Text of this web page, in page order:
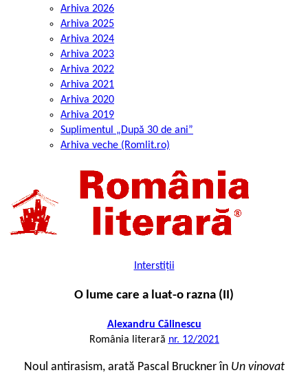
Arhiva 2026
Arhiva 2025
Arhiva 2024
Arhiva 2023
Arhiva 2022
Arhiva 2021
Arhiva 2020
Arhiva 2019
Suplimentul „După 30 de ani”
Arhiva veche (Romlit.ro)
Interstiții
O lume care a luat-o razna (II)
Alexandru Călinescu
România literară nr. 12/2021
Noul antirasism, arată Pascal Bruckner în Un vinovat